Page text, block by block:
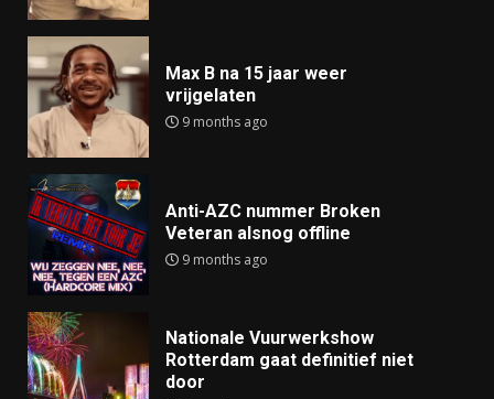
Max B na 15 jaar weer
vrijgelaten
9 months ago
Anti-AZC nummer Broken
Veteran alsnog offline
9 months ago
Nationale Vuurwerkshow
Rotterdam gaat definitief niet
door